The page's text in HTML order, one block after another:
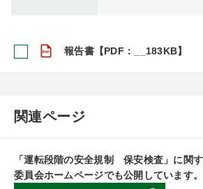
報告書【PDF：__183KB】
関連ページ
「運転段階の安全規制 保安検査」に関
委員会ホームページでも公開しています。